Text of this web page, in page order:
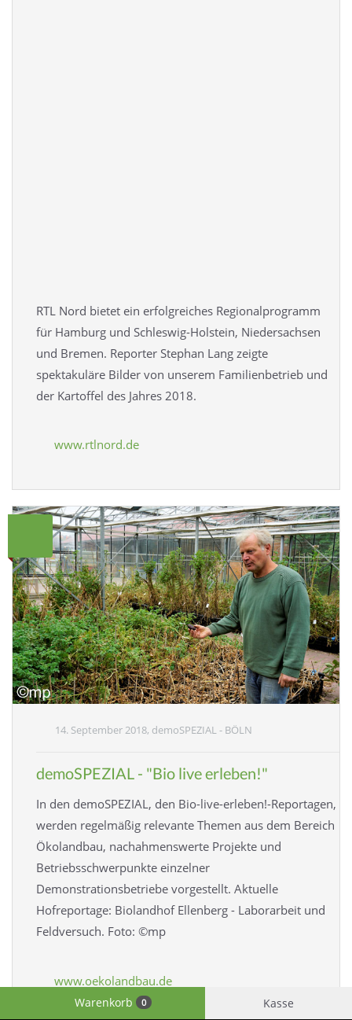
RTL Nord bietet ein erfolgreiches Regionalprogramm
für Hamburg und Schleswig-Holstein, Niedersachsen
und Bremen. Reporter Stephan Lang zeigte
spektakuläre Bilder von unserem Familienbetrieb und
der Kartoffel des Jahres 2018.
www.rtlnord.de
14. September 2018, demoSPEZIAL - BÖLN
demoSPEZIAL - "Bio live erleben!"
In den demoSPEZIAL, den Bio-live-erleben!-Reportagen,
werden regelmäßig relevante Themen aus dem Bereich
Ökolandbau, nachahmenswerte Projekte und
Betriebsschwerpunkte einzelner
Demonstrationsbetriebe vorgestellt. Aktuelle
Hofreportage: Biolandhof Ellenberg - Laborarbeit und
Feldversuch. Foto: ©mp
www.oekolandbau.de
Warenkorb 0 Kasse